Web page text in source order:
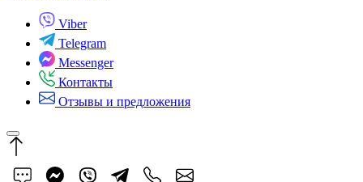
Viber
Telegram
Messenger
Контакты
Отзывы и предложения